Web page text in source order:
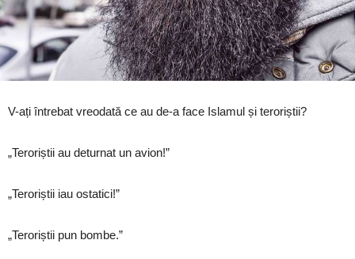
V-ați întrebat vreodată ce au de-a face Islamul și teroriștii?
„Teroriștii au deturnat un avion!”
„Teroriștii iau ostatici!”
„Teroriștii pun bombe.”